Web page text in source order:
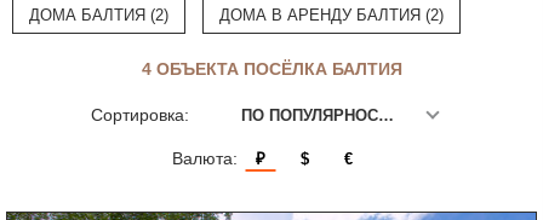
ДОМА БАЛТИЯ (2) ДОМА В АРЕНДУ БАЛТИЯ (2)
4 ОБЪЕКТА ПОСЁЛКА БАЛТИЯ
Сортировка: ПО ПОПУЛЯРНОСТИ
Валюта: ₽ $ €